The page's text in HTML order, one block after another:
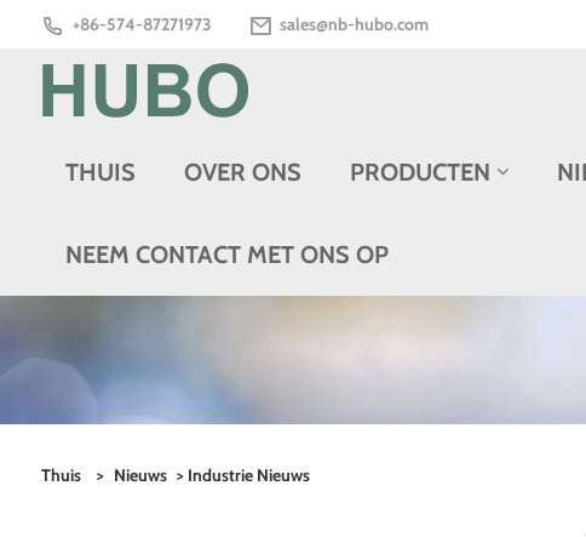
+86-574-87271973 sales@nb-hubo.com
THUIS OVER ONS PRODUCTEN
NEEM CONTACT MET ONS OP
Thuis > Nieuws > Industrie Nieuws